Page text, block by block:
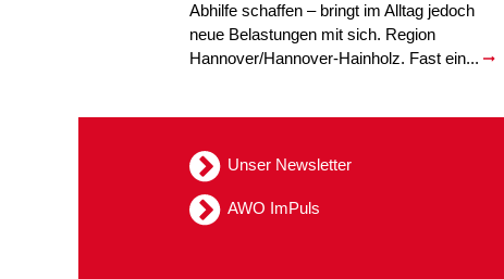
Abhilfe schaffen – bringt im Alltag jedoch
neue Belastungen mit sich. Region
Hannover/Hannover-Hainholz. Fast ein...
Unser Newsletter
AWO ImPuls